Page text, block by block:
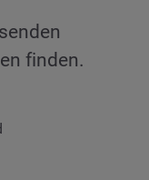
finden.